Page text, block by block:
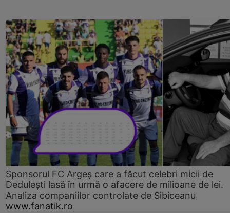
Sponsorul FC Argeș care a făcut celebri micii de
Dedulești lasă în urmă o afacere de milioane de lei.
Analiza companiilor controlate de Sibiceanu
www.fanatik.ro